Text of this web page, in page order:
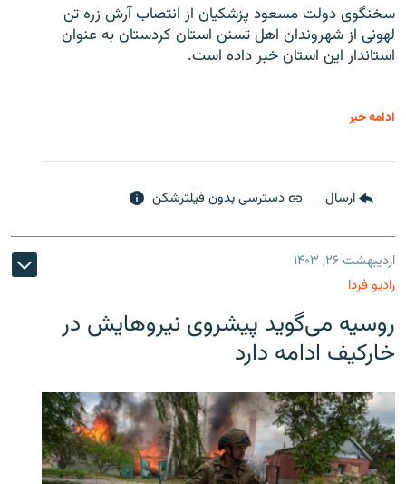
سخنگوی دولت مسعود پزشکیان از انتصاب آرش زره تن
لهونی از شهروندان اهل تسنن استان کردستان به عنوان
استاندار این استان خبر داده است.
ادامه خبر
ارسال دسترسی بدون فیلترشکن
اردیبهشت ۲۶, ۱۴۰۳
رادیو فردا
روسیه می‌گوید پیشروی نیروهایش در
خارکیف ادامه دارد